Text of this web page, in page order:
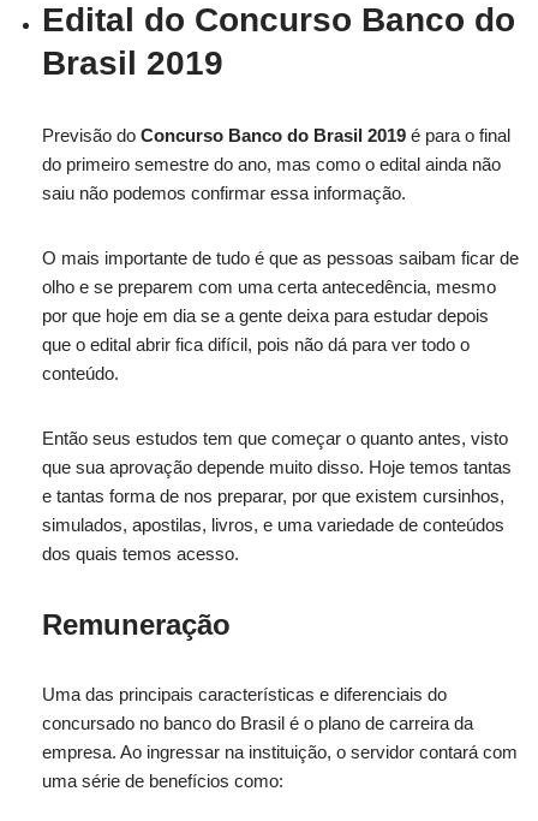
Edital do Concurso Banco do
Brasil 2019
Previsão do Concurso Banco do Brasil 2019 é para o final
do primeiro semestre do ano, mas como o edital ainda não
saiu não podemos confirmar essa informação.
O mais importante de tudo é que as pessoas saibam ficar de
olho e se preparem com uma certa antecedência, mesmo
por que hoje em dia se a gente deixa para estudar depois
que o edital abrir fica difícil, pois não dá para ver todo o
conteúdo.
Então seus estudos tem que começar o quanto antes, visto
que sua aprovação depende muito disso. Hoje temos tantas
e tantas forma de nos preparar, por que existem cursinhos,
simulados, apostilas, livros, e uma variedade de conteúdos
dos quais temos acesso.
Remuneração
Uma das principais características e diferenciais do
concursado no banco do Brasil é o plano de carreira da
empresa. Ao ingressar na instituição, o servidor contará com
uma série de benefícios como: